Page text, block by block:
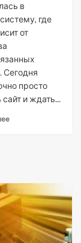
в
где
от
Сегодня
просто
сайт и ждать...